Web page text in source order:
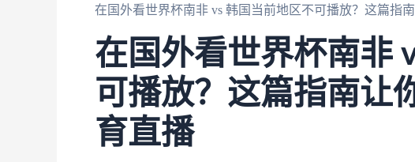
在国外看世界杯南非 vs 韩国当前地区不可播放？这篇指
在国外看世界杯南非
可播放？这篇指南让
育直播